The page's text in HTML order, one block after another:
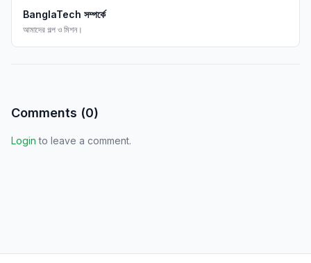
BanglaTech সম্পর্কে
আমাদের গল্প ও মিশন।
Comments (0)
Login to leave a comment.